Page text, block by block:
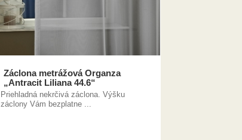
Záclona metrážová Organza
„Antracit Liliana 44.6“
Priehladná nekrčivá záclona. Výšku
záclony Vám bezplatne ...